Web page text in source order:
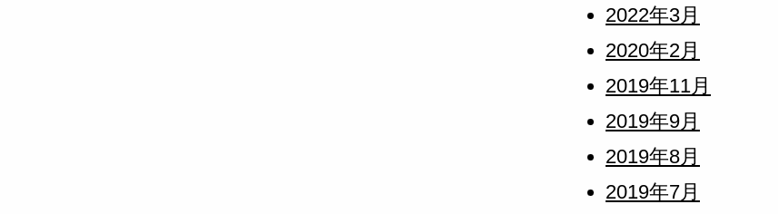
2022年3月
2020年2月
2019年11月
2019年9月
2019年8月
2019年7月